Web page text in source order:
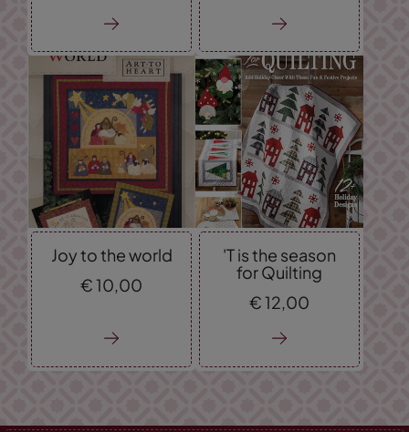
Joy to the world
€10, 00
'T is the season
for Quilting
€12, 00